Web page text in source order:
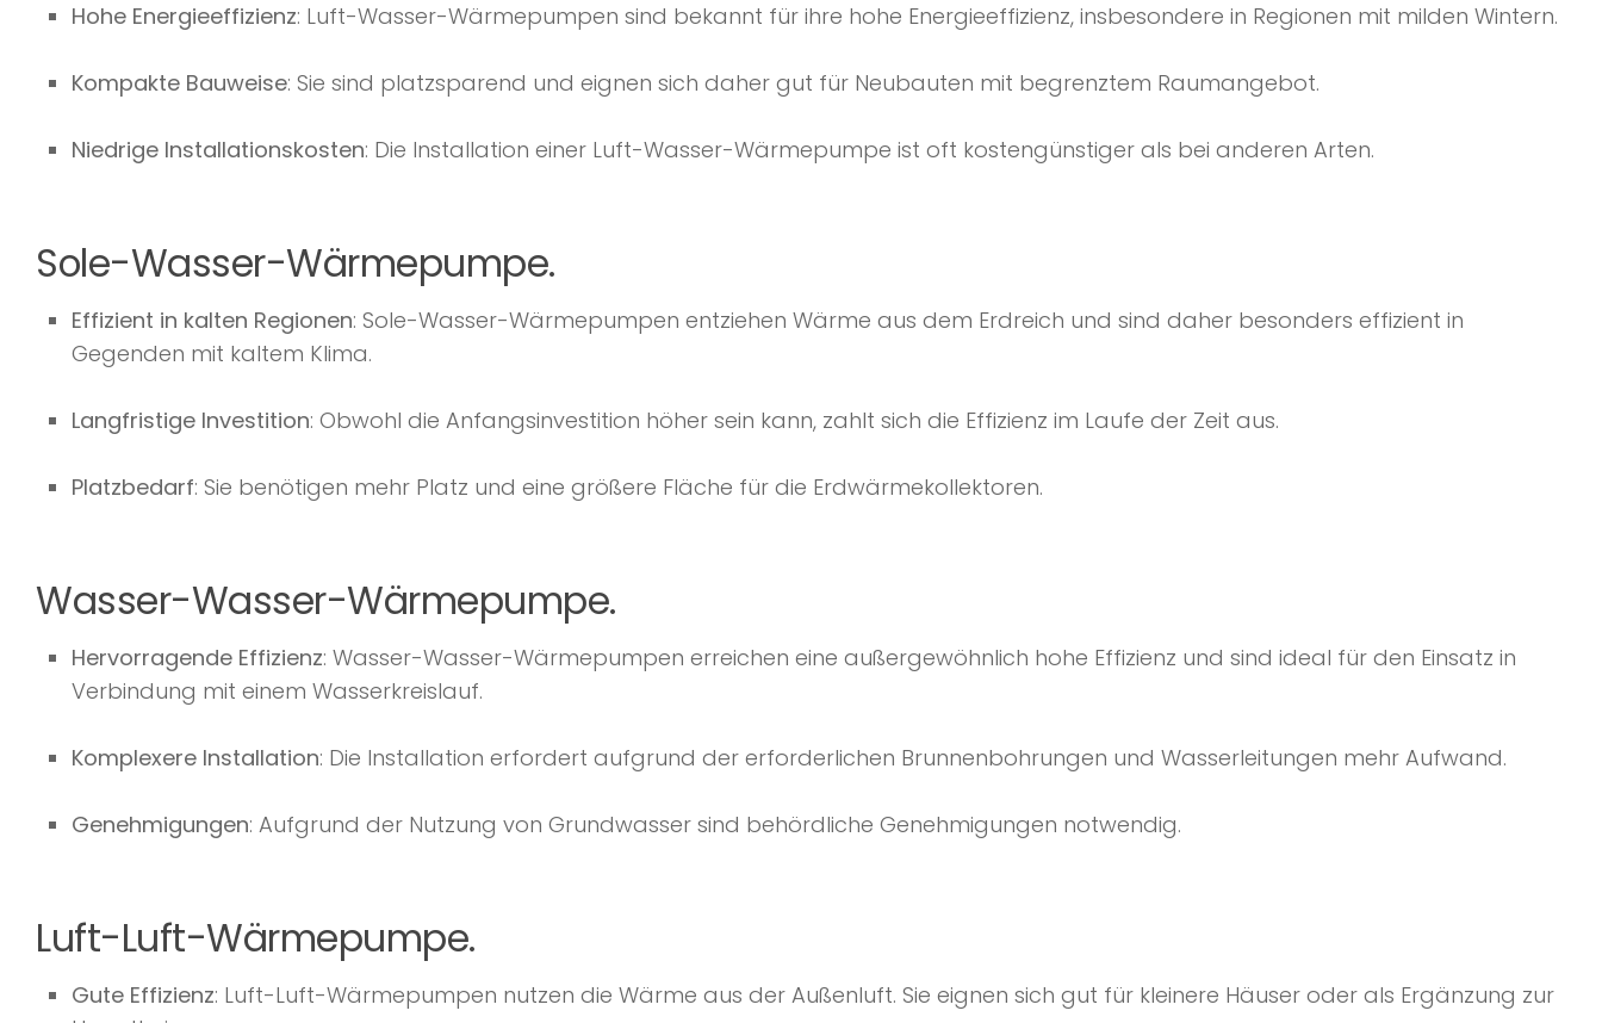
Hohe Energieeffizienz: Luft-Wasser-Wärmepumpen sind bekannt für ihre hohe Energieeffizienz, insbesondere in Regionen mit milden Wintern.
Kompakte Bauweise: Sie sind platzsparend und eignen sich daher gut für Neubauten mit begrenztem Raumangebot.
Niedrige Installationskosten: Die Installation einer Luft-Wasser-Wärmepumpe ist oft kostengünstiger als bei anderen Arten.
Sole-Wasser-Wärmepumpe.
Effizient in kalten Regionen: Sole-Wasser-Wärmepumpen entziehen Wärme aus dem Erdreich und sind daher besonders effizient in
Gegenden mit kaltem Klima.
Langfristige Investition: Obwohl die Anfangsinvestition höher sein kann, zahlt sich die Effizienz im Laufe der Zeit aus.
Platzbedarf: Sie benötigen mehr Platz und eine größere Fläche für die Erdwärmekollektoren.
Wasser-Wasser-Wärmepumpe.
Hervorragende Effizienz: Wasser-Wasser-Wärmepumpen erreichen eine außergewöhnlich hohe Effizienz und sind ideal für den Einsatz in
Verbindung mit einem Wasserkreislauf.
Komplexere Installation: Die Installation erfordert aufgrund der erforderlichen Brunnenbohrungen und Wasserleitungen mehr Aufwand.
Genehmigungen: Aufgrund der Nutzung von Grundwasser sind behördliche Genehmigungen notwendig.
Luft-Luft-Wärmepumpe.
Gute Effizienz: Luft-Luft-Wärmepumpen nutzen die Wärme aus der Außenluft. Sie eignen sich gut für kleinere Häuser oder als Ergänzung zur